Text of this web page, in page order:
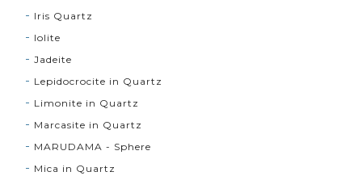
Iris Quartz
Iolite
Jadeite
Lepidocrocite in Quartz
Limonite in Quartz
Marcasite in Quartz
MARUDAMA - Sphere
Mica in Quartz